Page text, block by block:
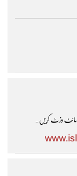
سائٹ وزٹ کریں۔